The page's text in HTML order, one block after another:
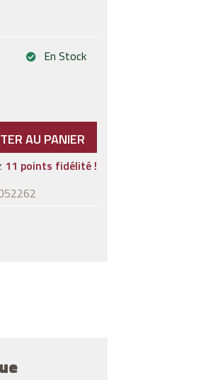
En Stock
AU PANIER
11 points fidélité !